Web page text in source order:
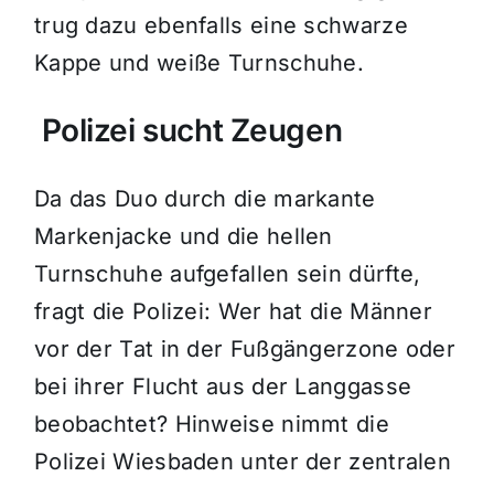
trug dazu ebenfalls eine schwarze
Kappe und weiße Turnschuhe.
Polizei sucht Zeugen
Da das Duo durch die markante
Markenjacke und die hellen
Turnschuhe aufgefallen sein dürfte,
fragt die Polizei: Wer hat die Männer
vor der Tat in der Fußgängerzone oder
bei ihrer Flucht aus der Langgasse
beobachtet? Hinweise nimmt die
Polizei Wiesbaden unter der zentralen